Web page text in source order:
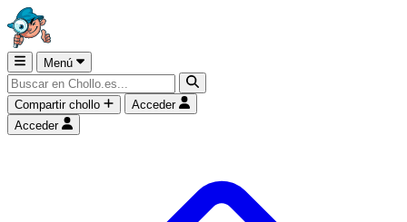
Menú
Compartir chollo
Acceder
Acceder